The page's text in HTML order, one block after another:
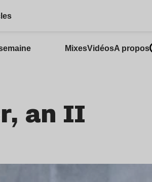
MixesVidéosA propos
an II